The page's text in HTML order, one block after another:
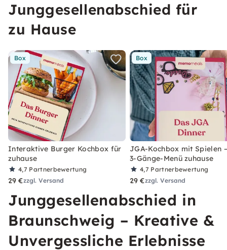
Junggesellenabschied für
zu Hause
Box
Interaktive Burger Kochbox für
zuhause
4,7 Partnerbewertung
29 €zzgl. Versand
Box
JGA-Kochbox mit Spielen
3-Gänge-Menü zuhause
4,7 Partnerbewertung
29 €zzgl. Versand
Junggesellenabschied in
Braunschweig – Kreative &
Unvergessliche Erlebnisse